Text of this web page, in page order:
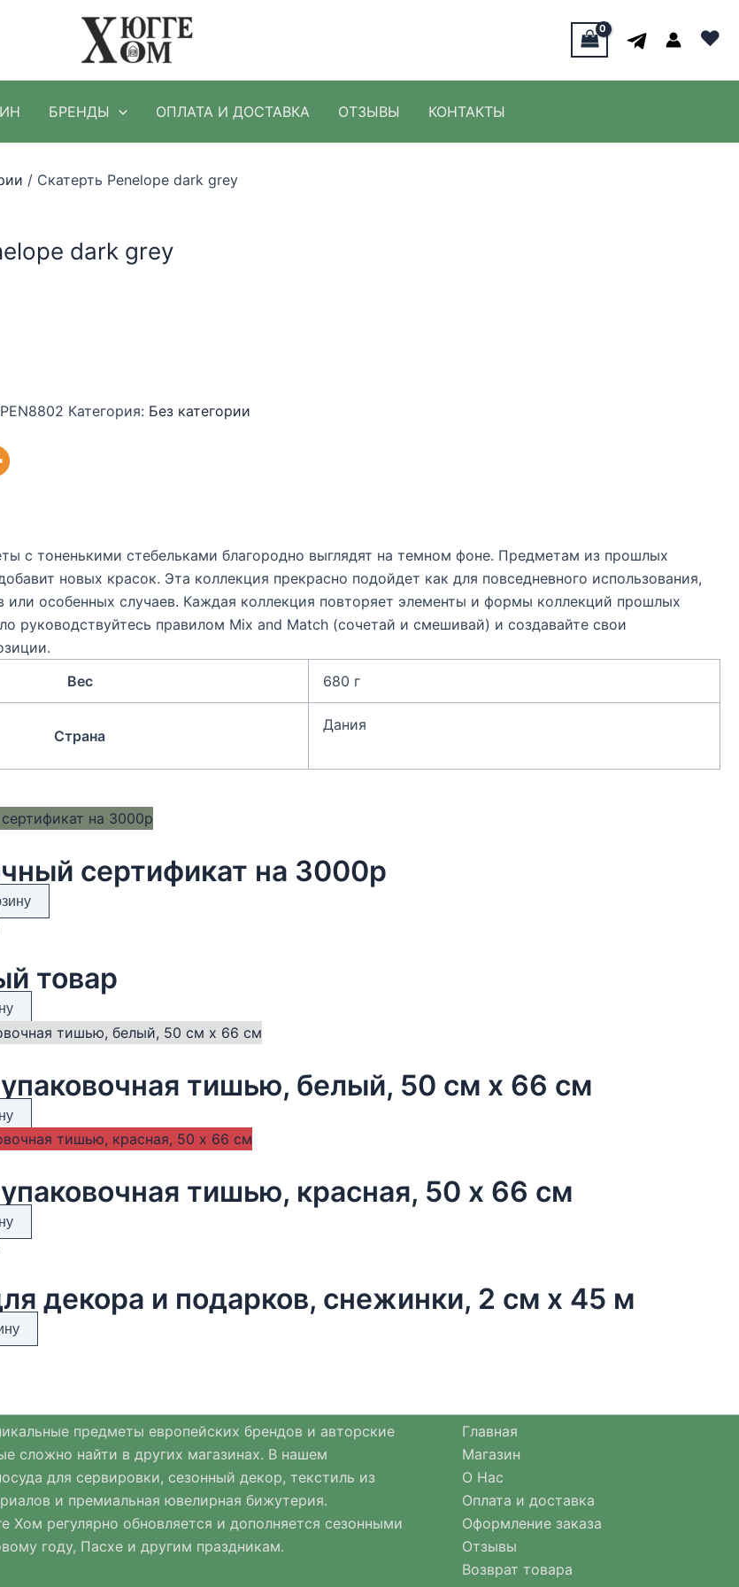
♥
БРЕНДЫ ОПЛАТА И ДОСТАВКА ОТЗЫВЫ КОНТАКТЫ
/ Скатерть Penelope dark grey
dark grey
Категория: Без категории
с тоненькими стебельками благородно выглядят на темном фоне. Предметам из прошлых
новых красок. Эта коллекция прекрасно подойдет как для повседневного использования,
или особенных случаев. Каждая коллекция повторяет элементы и формы коллекций прошлых
руководствуйтесь правилом Mix and Match (сочетай и смешивай) и создавайте свои
Вес
680 г
Страна
Дания
сертификат на 3000р
товар
тишью, белый, 50 см х 66 см
тишью, красная, 50 х 66 см
декора и подарков, снежинки, 2 см х 45 м
предметы европейских брендов и авторские
сложно найти в других магазинах. В нашем
для сервировки, сезонный декор, текстиль из
и премиальная ювелирная бижутерия.
Хом регулярно обновляется и дополняется сезонными
году, Пасхе и другим праздникам.
Главная
Магазин
О Нас
Оплата и доставка
Оформление заказа
Отзывы
Возврат товара